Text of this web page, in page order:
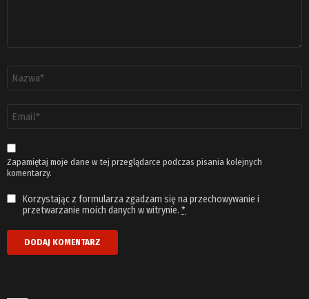
email
*
Zapamiętaj moje dane w tej przeglądarce podczas pisania kolejnych
komentarzy.
Korzystając z formularza zgadzam się na przechowywanie i
przetwarzanie moich danych w witrynie. *